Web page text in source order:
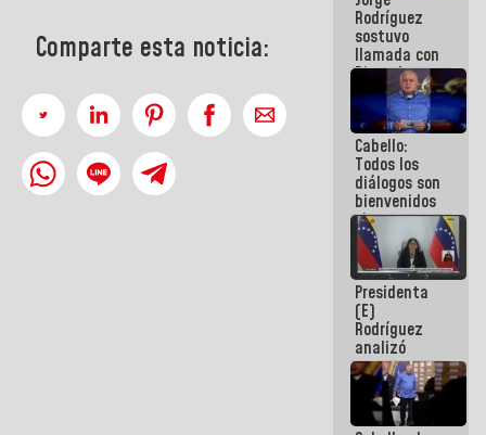
Comparte esta noticia:
Rodríguez
sostuvo
llamada con
Dinorah
Figuera y
acuerdan
primer
encuentro
presencial
para el
diálogo
Cabello:
Todos los
diálogos son
bienvenidos
siempre que
estén en el
marco de la
Constitución
de la
República
Presidenta
(E)
Rodríguez
analizó
junto a
gobernadores
planes de
recuperación